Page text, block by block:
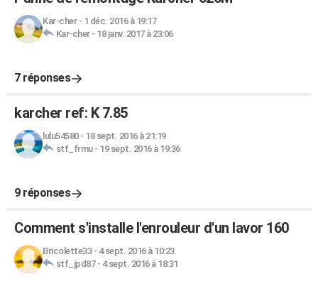
Kar-cher- 1 déc. 2016 à 19:17
Kar-cher- 18 janv. 2017 à 23:06
7 réponses
karcher ref: K 7.85
lulu54580- 18 sept. 2016 à 21:19
stf_frmu- 19 sept. 2016 à 19:36
9 réponses
Comment s'installe l'enrouleur d'un lavor 160
Bricolette33- 4 sept. 2016 à 10:23
stf_jpd87- 4 sept. 2016 à 18:31